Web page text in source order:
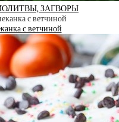
ЗАГВОРЫ
с ветчиной